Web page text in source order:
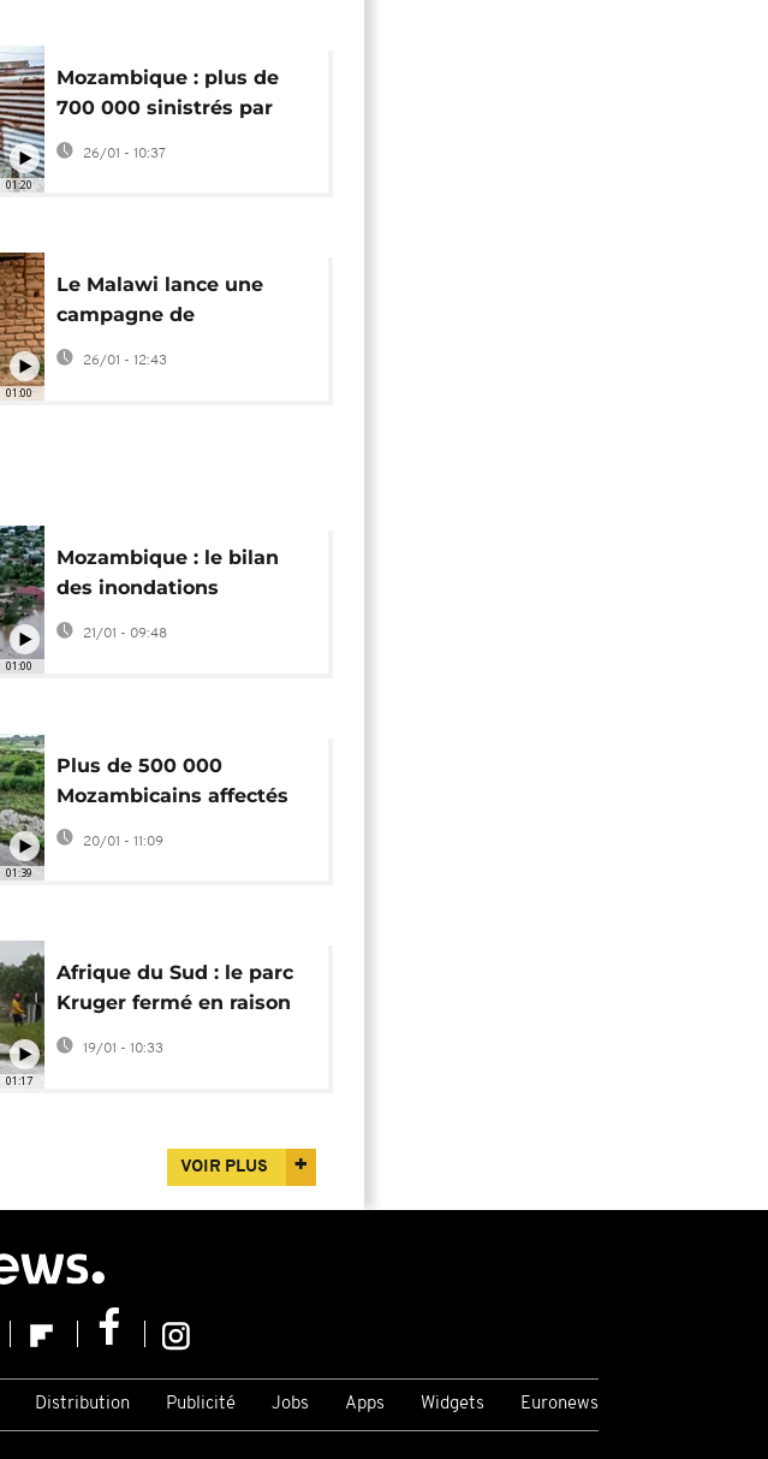
01:20
Mozambique : plus de
700 000 sinistrés par
les inondations
26/01 - 10:37
01:00
Le Malawi lance une
campagne de
vaccination contre le
26/01 - 12:43
01:00
Mozambique : le bilan
des inondations
continue de s’alourdir
21/01 - 09:48
01:39
Plus de 500 000
Mozambicains affectés
par des inondations
meurtrières
20/01 - 11:09
01:17
Afrique du Sud : le parc
Kruger fermé en raison
des inondations
19/01 - 10:33
VOIR PLUS
Distribution Publicité Jobs Apps Widgets Euronews